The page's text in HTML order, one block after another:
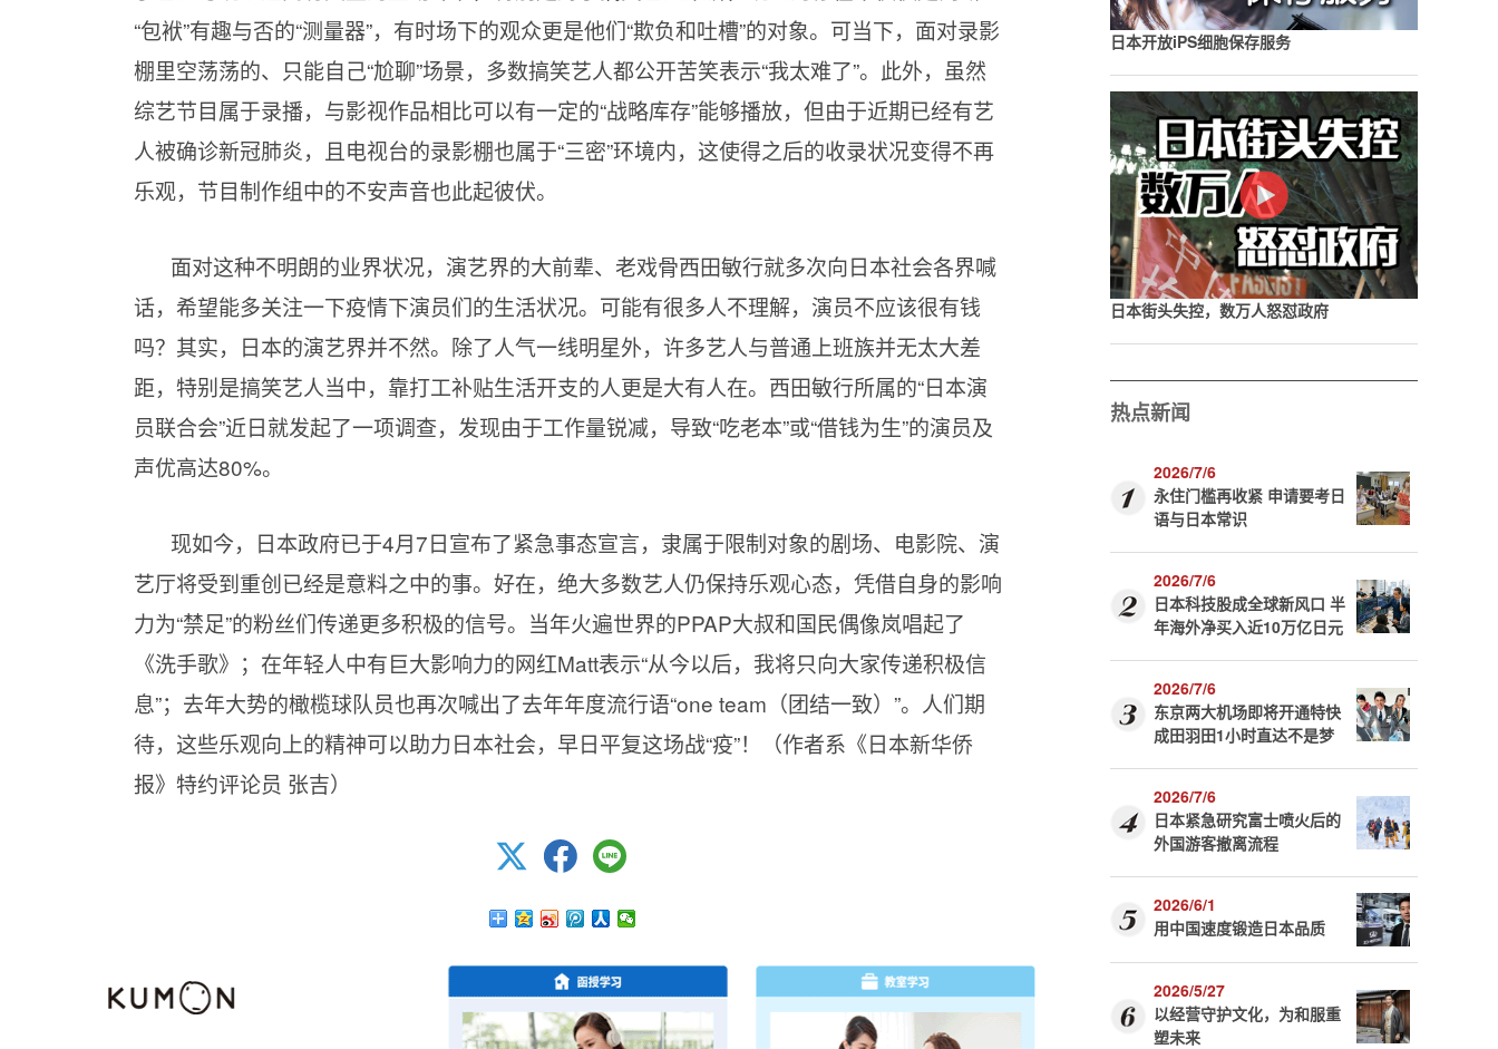
“包袱”有趣与否的“测量器”，有时场下的观众更是他们“欺负和吐槽”的对象。可当下，面对录影
棚里空荡荡的、只能自己“尬聊”场景，多数搞笑艺人都公开苦笑表示“我太难了”。此外，虽然
综艺节目属于录播，与影视作品相比可以有一定的“战略库存”能够播放，但由于近期已经有艺
人被确诊新冠肺炎，且电视台的录影棚也属于“三密”环境内，这使得之后的收录状况变得不再
乐观，节目制作组中的不安声音也此起彼伏。
面对这种不明朗的业界状况，演艺界的大前辈、老戏骨西田敏行就多次向日本社会各界喊
话，希望能多关注一下疫情下演员们的生活状况。可能有很多人不理解，演员不应该很有钱
吗？其实，日本的演艺界并不然。除了人气一线明星外，许多艺人与普通上班族并无太大差
距，特别是搞笑艺人当中，靠打工补贴生活开支的人更是大有人在。西田敏行所属的“日本演
员联合会”近日就发起了一项调查，发现由于工作量锐减，导致“吃老本”或“借钱为生”的演员及
声优高达80%。
现如今，日本政府已于4月7日宣布了紧急事态宣言，隶属于限制对象的剧场、电影院、演
艺厅将受到重创已经是意料之中的事。好在，绝大多数艺人仍保持乐观心态，凭借自身的影响
力为“禁足”的粉丝们传递更多积极的信号。当年火遍世界的PPAP大叔和国民偶像岚唱起了
《洗手歌》；在年轻人中有巨大影响力的网红Matt表示“从今以后，我将只向大家传递积极信
息”；去年大势的橄榄球队员也再次喊出了去年年度流行语“one team（团结一致）”。人们期
待，这些乐观向上的精神可以助力日本社会，早日平复这场战“疫”！（作者系《日本新华侨
报》特约评论员 张吉）
日本开放iPS细胞保存服务
日本街头失控，数万人怒怼政府
热点新闻
2026/7/6
永住门槛再收紧 申请要考日
语与日本常识
2026/7/6
日本科技股成全球新风口 半
年海外净买入近10万亿日元
2026/7/6
东京两大机场即将开通特快
成田羽田1小时直达不是梦
2026/7/6
日本紧急研究富士喷火后的
外国游客撤离流程
2026/6/1
用中国速度锻造日本品质
2026/5/27
以经营守护文化，为和服重
塑未来